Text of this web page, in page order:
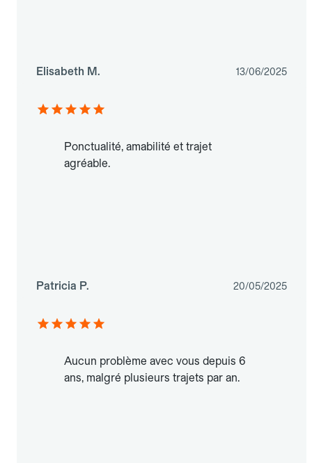
Elisabeth M. 13/06/2025
Ponctualité, amabilité et trajet
agréable.
Patricia P. 20/05/2025
Aucun problème avec vous depuis 6
ans, malgré plusieurs trajets par an.